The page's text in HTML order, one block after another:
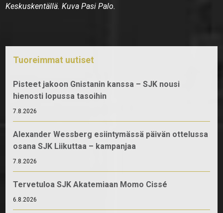
Keskuskentällä. Kuva Pasi Palo.
Tuoreimmat uutiset
Pisteet jakoon Gnistanin kanssa – SJK nousi
hienosti lopussa tasoihin
7.8.2026
Alexander Wessberg esiintymässä päivän ottelussa
osana SJK Liikuttaa – kampanjaa
7.8.2026
Tervetuloa SJK Akatemiaan Momo Cissé
6.8.2026